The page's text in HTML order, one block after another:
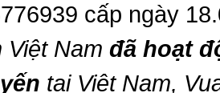
cấp ngày
Việt Nam đã hoạt
tại Việt Nam,